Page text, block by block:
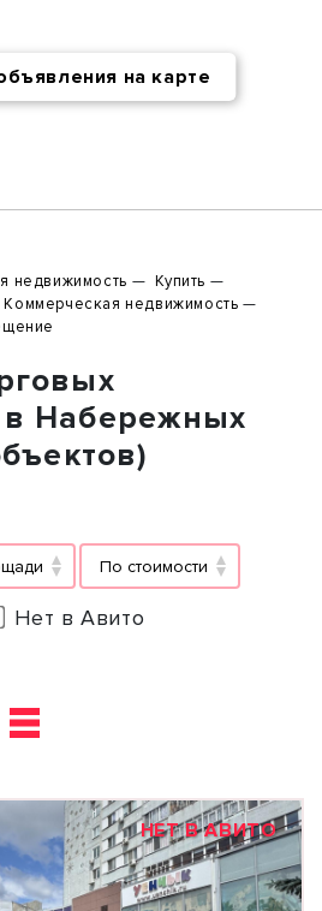
на карте
недвижимость
Купить
Коммерческая недвижимость
Набережных
По стоимости
Нет в Авито
НЕТ В АВИТО